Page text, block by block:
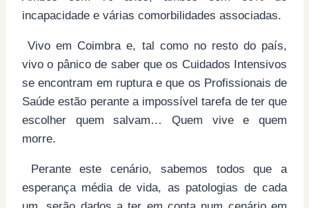
incapacidade e várias comorbilidades associadas.
Vivo em Coimbra e, tal como no resto do país,
vivo o pânico de saber que os Cuidados Intensivos
se encontram em ruptura e que os Profissionais de
Saúde estão perante a impossível tarefa de ter que
escolher quem salvam… Quem vive e quem
morre.
Perante este cenário, sabemos todos que a
esperança média de vida, as patologias de cada